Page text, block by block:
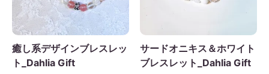
月 火 水 木
7 10
癒し系デザインブレスレッ
ト_Dahlia Gift
サードオニキス＆ホワイト
ブレスレット_Dahlia Gift